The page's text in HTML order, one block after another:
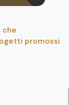
che
promossi